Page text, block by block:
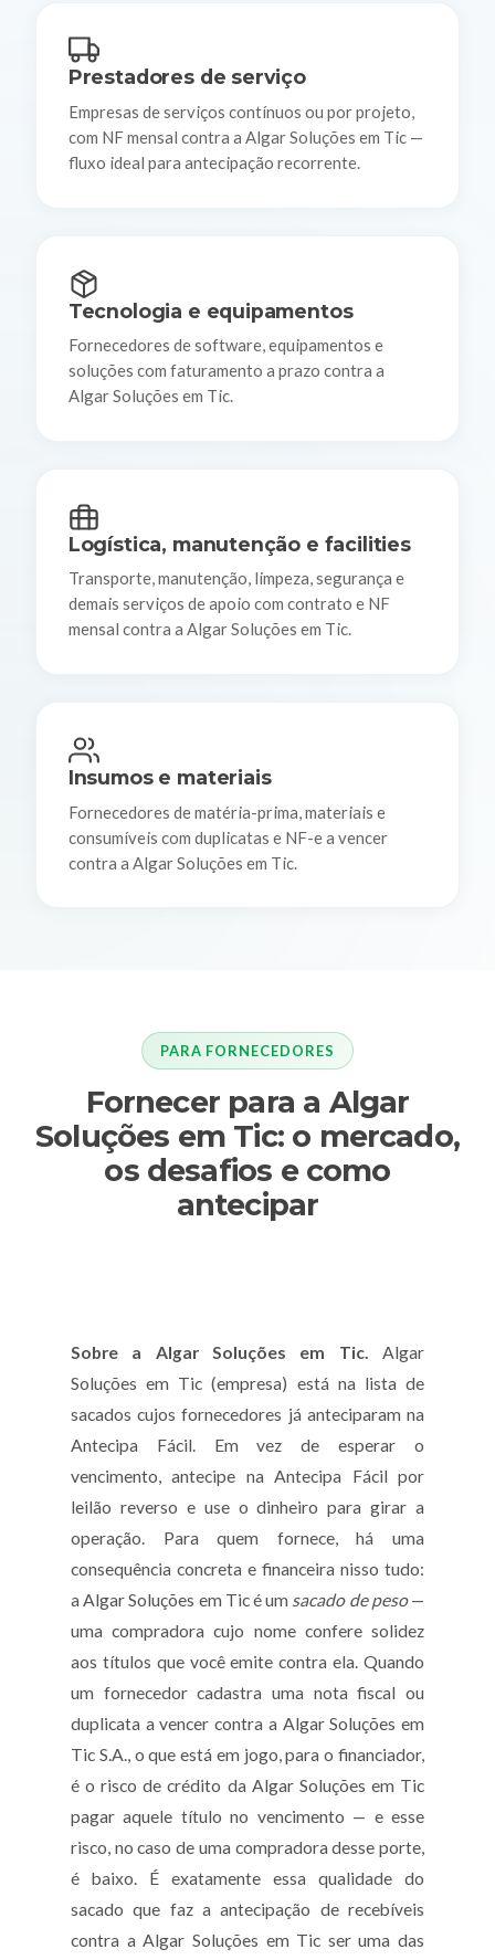
Prestadores de serviço
Empresas de serviços contínuos ou por projeto,
com NF mensal contra a Algar Soluções em Tic —
fluxo ideal para antecipação recorrente.
Tecnologia e equipamentos
Fornecedores de software, equipamentos e
soluções com faturamento a prazo contra a
Algar Soluções em Tic.
Logística, manutenção e facilities
Transporte, manutenção, limpeza, segurança e
demais serviços de apoio com contrato e NF
mensal contra a Algar Soluções em Tic.
Insumos e materiais
Fornecedores de matéria-prima, materiais e
consumíveis com duplicatas e NF-e a vencer
contra a Algar Soluções em Tic.
PARA FORNECEDORES
Fornecer para a Algar
Soluções em Tic: o mercado,
os desafios e como
antecipar
Sobre a Algar Soluções em Tic. Algar
Soluções em Tic (empresa) está na lista de
sacados cujos fornecedores já anteciparam na
Antecipa Fácil. Em vez de esperar o
vencimento, antecipe na Antecipa Fácil por
leilão reverso e use o dinheiro para girar a
operação. Para quem fornece, há uma
consequência concreta e financeira nisso tudo:
a Algar Soluções em Tic é um sacado de peso—
uma compradora cujo nome confere solidez
aos títulos que você emite contra ela. Quando
um fornecedor cadastra uma nota fiscal ou
duplicata a vencer contra a Algar Soluções em
Tic S.A., o que está em jogo, para o financiador,
é o risco de crédito da Algar Soluções em Tic
pagar aquele título no vencimento — e esse
risco, no caso de uma compradora desse porte,
é baixo. É exatamente essa qualidade do
sacado que faz a antecipação de recebíveis
contra a Algar Soluções em Tic ser uma das